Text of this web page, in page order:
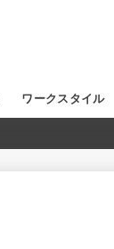
ワークスタイル